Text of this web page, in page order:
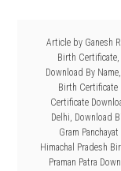
Article by Ganesh
Birth Certificate,
Download By Name,
Birth Certificate
Certificate
Delhi, Download
Gram
Himachal Pradesh
Praman Patra